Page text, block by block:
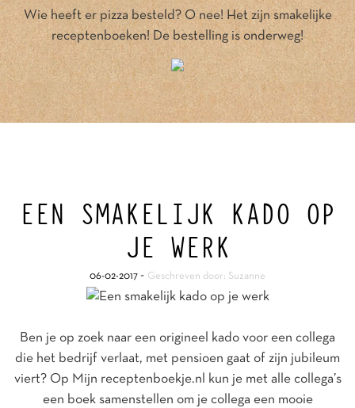
Wie heeft er pizza besteld? O nee! Het zijn smakelijke
receptenboeken! De bestelling is onderweg!
EEN SMAKELIJK KADO OP
JE WERK
06-02-2017 - Geschreven door: Suzanne
Ben je op zoek naar een origineel kado voor een collega
die het bedrijf verlaat, met pensioen gaat of zijn jubileum
viert? Op Mijn receptenboekje.nl kun je met alle collega’s
een boek samenstellen om je collega een mooie